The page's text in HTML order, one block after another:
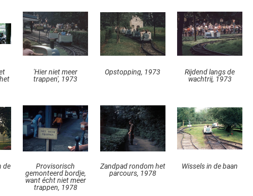
'Hier niet meer
trappen', 1973
Opstopping, 1973
Rijdend langs de
wachtrij, 1973
de
Provisorisch
gemonteerd bordje,
want écht niet meer
trappen, 1978
Zandpad rondom het
parcours, 1978
Wissels in de baan